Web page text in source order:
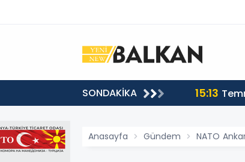
SONDAKİKA 15:13
Anasayfa Gündem NATO